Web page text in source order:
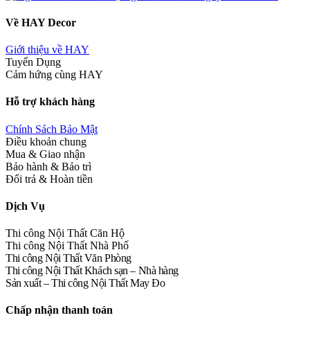
Về HAY Decor
Giới thiệu về HAY
Tuyển Dụng
Cảm hứng cùng HAY
Hỗ trợ khách hàng
Chính Sách Bảo Mật
Điều khoản chung
Mua & Giao nhận
Bảo hành & Bảo trì
Đổi trả & Hoàn tiền
Dịch Vụ
Thi công Nội Thất Căn Hộ
Thi công Nội Thất Nhà Phố
Thi công Nội Thất Văn Phòng
Thi công Nội Thất Khách sạn – Nhà hàng
Sản xuất – Thi công Nội Thất May Đo
Chấp nhận thanh toán